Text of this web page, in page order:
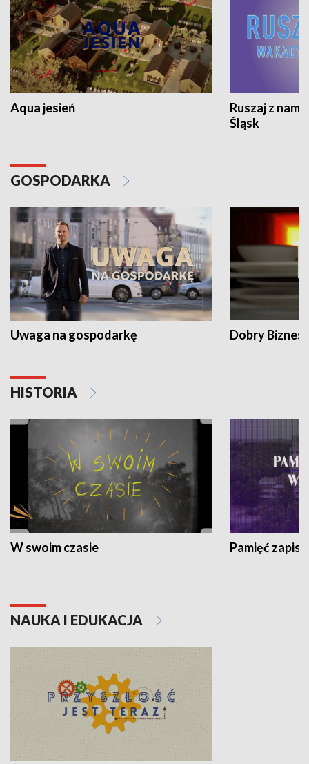
Aqua jesień
Ruszaj z
Śląsk
GOSPODARKA
Uwaga na gospodarkę Dobry Biznes
HISTORIA
W swoim czasie Pamięć
NAUKA I EDUKACJA